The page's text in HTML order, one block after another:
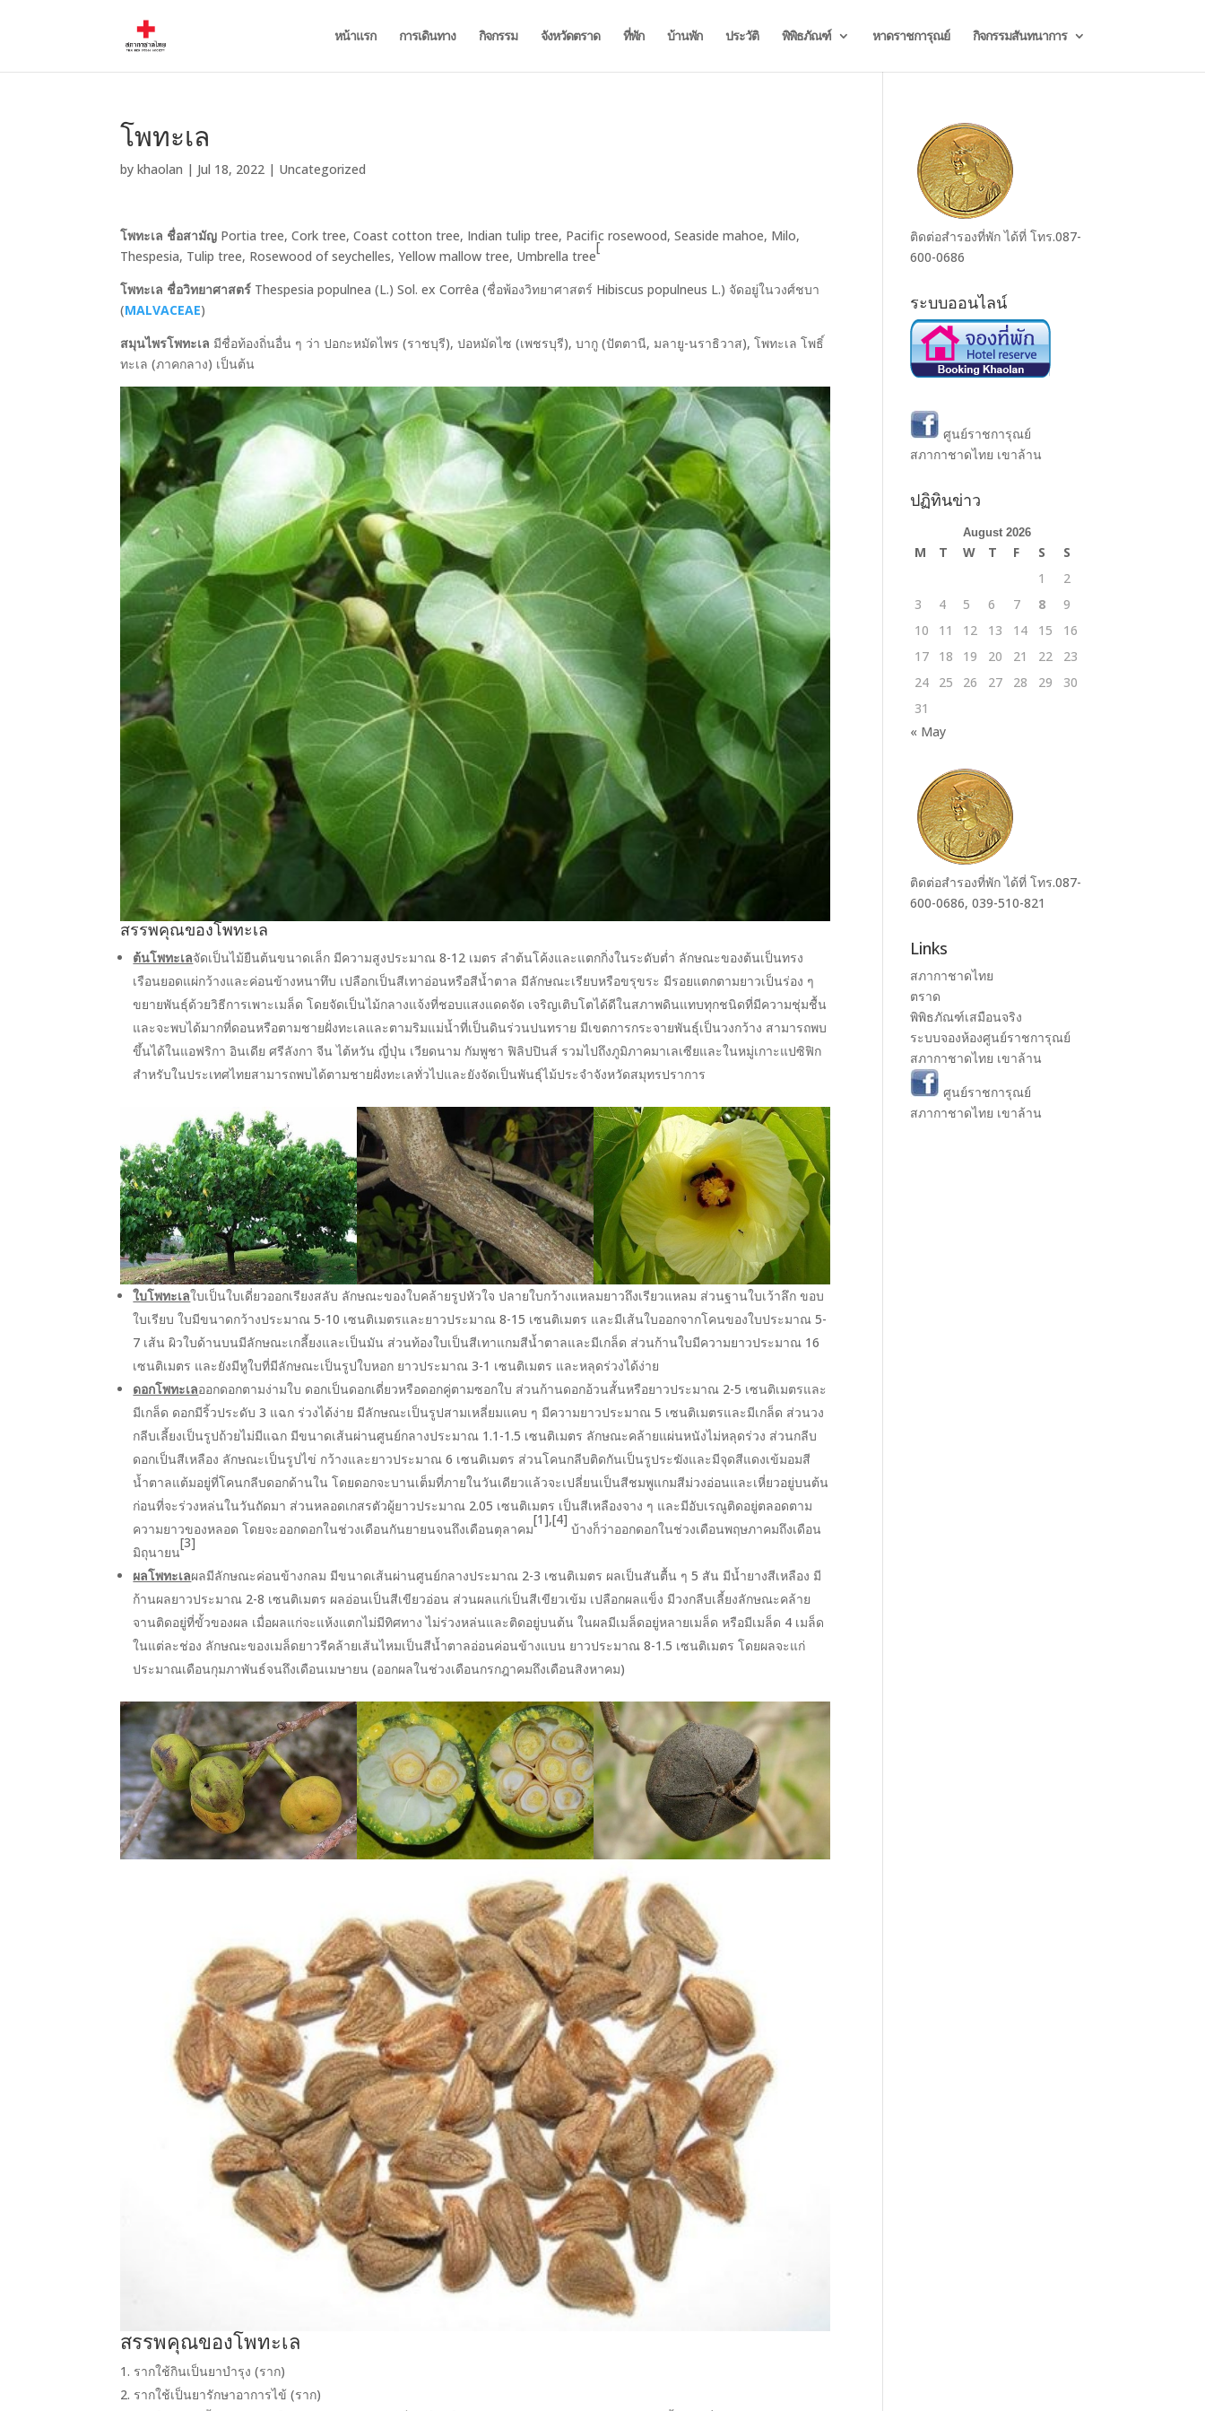
หน้าแรก การเดินทาง กิจกรรม จังหวัดตราด ที่พัก บ้านพัก ประวัติ พิพิธภัณฑ์ หาดราชการุณย์ กิจกรรมสันทนาการ
โพทะเล
bykhaolan | Jul 18, 2022 | Uncategorized
โพทะเล ชื่อสามัญ Portia tree, Cork tree, Coast cotton tree, Indian tulip tree, Pacific rosewood, Seaside mahoe, Milo,
Thespesia, Tulip tree, Rosewood of seychelles, Yellow mallow tree, Umbrella tree
[
โพทะเล ชื่อวิทยาศาสตร์ Thespesia populnea (L.) Sol. ex Corrêa (ชื่อพ้องวิทยาศาสตร์ Hibiscus populneus L.) จัดอยู่ในวงศ์ชบา
(MALVACEAE)
สมุนไพรโพทะเล มีชื่อท้องถิ่นอื่น ๆ ว่า ปอกะหมัดไพร (ราชบุรี), ปอหมัดไซ (เพชรบุรี), บากู (ปัตตานี, มลายู-นราธิวาส), โพทะเล โพธิ์
ทะเล (ภาคกลาง) เป็นต้น
สรรพคุณของโพทะเล
ต้นโพทะเลจัดเป็นไม้ยืนต้นขนาดเล็ก มีความสูงประมาณ 8-12 เมตร ลำต้นโค้งและแตกกิ่งในระดับต่ำ ลักษณะของต้นเป็นทรง
เรือนยอดแผ่กว้างและค่อนข้างหนาทึบ เปลือกเป็นสีเทาอ่อนหรือสีน้ำตาล มีลักษณะเรียบหรือขรุขระ มีรอยแตกตามยาวเป็นร่อง ๆ
ขยายพันธุ์ด้วยวิธีการเพาะเมล็ด โดยจัดเป็นไม้กลางแจ้งที่ชอบแสงแดดจัด เจริญเติบโตได้ดีในสภาพดินแทบทุกชนิดที่มีความชุ่มชื้น
และจะพบได้มากที่ดอนหรือตามชายฝั่งทะเลและตามริมแม่น้ำที่เป็นดินร่วนปนทราย มีเขตการกระจายพันธุ์เป็นวงกว้าง สามารถพบ
ขึ้นได้ในแอฟริกา อินเดีย ศรีลังกา จีน ไต้หวัน ญี่ปุ่น เวียดนาม กัมพูชา ฟิลิปปินส์ รวมไปถึงภูมิภาคมาเลเซียและในหมู่เกาะแปซิฟิก
สำหรับในประเทศไทยสามารถพบได้ตามชายฝั่งทะเลทั่วไปและยังจัดเป็นพันธุ์ไม้ประจำจังหวัดสมุทรปราการ
ใบโพทะเลใบเป็นใบเดี่ยวออกเรียงสลับ ลักษณะของใบคล้ายรูปหัวใจ ปลายใบกว้างแหลมยาวถึงเรียวแหลม ส่วนฐานใบเว้าลึก ขอบ
ใบเรียบ ใบมีขนาดกว้างประมาณ 5-10 เซนติเมตรและยาวประมาณ 8-15 เซนติเมตร และมีเส้นใบออกจากโคนของใบประมาณ 5-
7 เส้น ผิวใบด้านบนมีลักษณะเกลี้ยงและเป็นมัน ส่วนท้องใบเป็นสีเทาแกมสีน้ำตาลและมีเกล็ด ส่วนก้านใบมีความยาวประมาณ 16
เซนติเมตร และยังมีหูใบที่มีลักษณะเป็นรูปใบหอก ยาวประมาณ 3-1 เซนติเมตร และหลุดร่วงได้ง่าย
ดอกโพทะเลออกดอกตามง่ามใบ ดอกเป็นดอกเดี่ยวหรือดอกคู่ตามซอกใบ ส่วนก้านดอกอ้วนสั้นหรือยาวประมาณ 2-5 เซนติเมตรและ
มีเกล็ด ดอกมีริ้วประดับ 3 แฉก ร่วงได้ง่าย มีลักษณะเป็นรูปสามเหลี่ยมแคบ ๆ มีความยาวประมาณ 5 เซนติเมตรและมีเกล็ด ส่วนวง
กลีบเลี้ยงเป็นรูปถ้วยไม่มีแฉก มีขนาดเส้นผ่านศูนย์กลางประมาณ 1.1-1.5 เซนติเมตร ลักษณะคล้ายแผ่นหนังไม่หลุดร่วง ส่วนกลีบ
ดอกเป็นสีเหลือง ลักษณะเป็นรูปไข่ กว้างและยาวประมาณ 6 เซนติเมตร ส่วนโคนกลีบติดกันเป็นรูประฆังและมีจุดสีแดงเข้มอมสี
น้ำตาลแต้มอยู่ที่โคนกลีบดอกด้านใน โดยดอกจะบานเต็มที่ภายในวันเดียวแล้วจะเปลี่ยนเป็นสีชมพูแกมสีม่วงอ่อนและเหี่ยวอยู่บนต้น
ก่อนที่จะร่วงหล่นในวันถัดมา ส่วนหลอดเกสรตัวผู้ยาวประมาณ 2.05 เซนติเมตร เป็นสีเหลืองจาง ๆ และมีอับเรณูติดอยู่ตลอดตาม
ความยาวของหลอด โดยจะออกดอกในช่วงเดือนกันยายนจนถึงเดือนตุลาคม
[1],[4]
บ้างก็ว่าออกดอกในช่วงเดือนพฤษภาคมถึงเดือน
มิถุนายน
[3]
ผลโพทะเลผลมีลักษณะค่อนข้างกลม มีขนาดเส้นผ่านศูนย์กลางประมาณ 2-3 เซนติเมตร ผลเป็นสันตื้น ๆ 5 สัน มีน้ำยางสีเหลือง มี
ก้านผลยาวประมาณ 2-8 เซนติเมตร ผลอ่อนเป็นสีเขียวอ่อน ส่วนผลแก่เป็นสีเขียวเข้ม เปลือกผลแข็ง มีวงกลีบเลี้ยงลักษณะคล้าย
จานติดอยู่ที่ขั้วของผล เมื่อผลแก่จะแห้งแตกไม่มีทิศทาง ไม่ร่วงหล่นและติดอยู่บนต้น ในผลมีเมล็ดอยู่หลายเมล็ด หรือมีเมล็ด 4 เมล็ด
ในแต่ละช่อง ลักษณะของเมล็ดยาวรีคล้ายเส้นไหมเป็นสีน้ำตาลอ่อนค่อนข้างแบน ยาวประมาณ 8-1.5 เซนติเมตร โดยผลจะแก่
ประมาณเดือนกุมภาพันธ์จนถึงเดือนเมษายน (ออกผลในช่วงเดือนกรกฎาคมถึงเดือนสิงหาคม)
สรรพคุณของโพทะเล
รากใช้กินเป็นยาบำรุง (ราก)
รากใช้เป็นยารักษาอาการไข้ (ราก)
ติดต่อสำรองที่พัก ได้ที่ โทร.087-
600-0686
ระบบออนไลน์
ศูนย์ราชการุณย์
สภากาชาดไทย เขาล้าน
ปฏิทินข่าว
August 2026
M T W T F S
S
1
2
3
4 5 6 7 8
9
10
11 12 13 14 15
16
17
18 19 20 21 22
23
24
25 26 27 28 29
30
31
« May
ติดต่อสำรองที่พัก ได้ที่ โทร.087-
600-0686, 039-510-821
Links
สภากาชาดไทย
ตราด
พิพิธภัณฑ์เสมือนจริง
ระบบจองห้องศูนย์ราชการุณย์
สภากาชาดไทย เขาล้าน
ศูนย์ราชการุณย์
สภากาชาดไทย เขาล้าน